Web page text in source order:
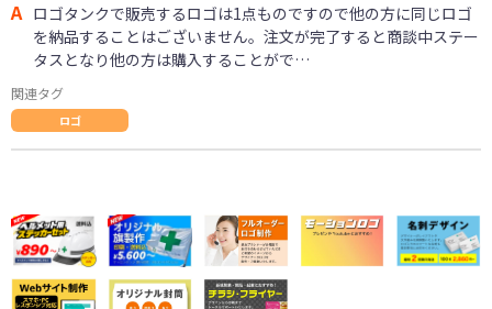
A ロゴタンクで販売するロゴは1点ものですので他の方に同じロゴ
を納品することはございません。注文が完了すると商談中ステー
タスとなり他の方は購入することがで…
関連タグ
ロゴ